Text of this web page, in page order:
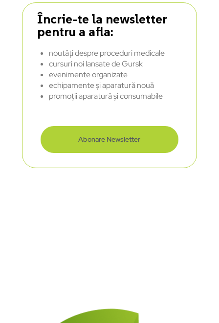
Încrie-te la newsletter
pentru a afla:
noutăți despre proceduri medicale
cursuri noi lansate de Gursk
evenimente organizate
echipamente și aparatură nouă
promoții aparatură și consumabile
Abonare Newsletter